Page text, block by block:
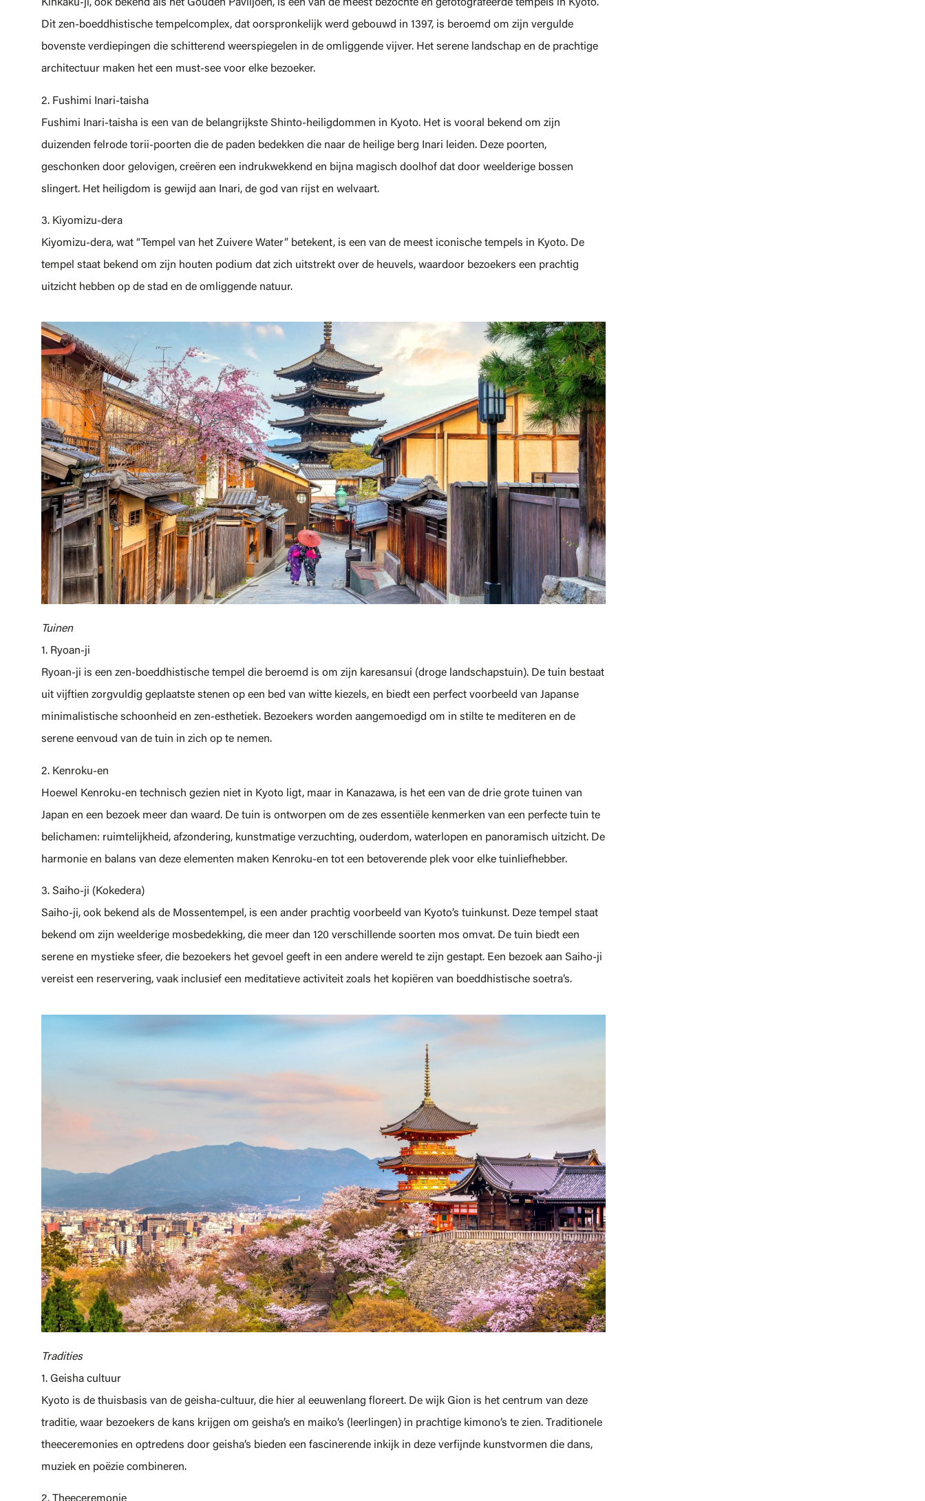
Kinkaku-ji, ook bekend als het Gouden Paviljoen, is een van de meest bezochte en gefotografeerde tempels in Kyoto.
Dit zen-boeddhistische tempelcomplex, dat oorspronkelijk werd gebouwd in 1397, is beroemd om zijn vergulde
bovenste verdiepingen die schitterend weerspiegelen in de omliggende vijver. Het serene landschap en de prachtige
architectuur maken het een must-see voor elke bezoeker.
2. Fushimi Inari-taisha
Fushimi Inari-taisha is een van de belangrijkste Shinto-heiligdommen in Kyoto. Het is vooral bekend om zijn
duizenden felrode torii-poorten die de paden bedekken die naar de heilige berg Inari leiden. Deze poorten,
geschonken door gelovigen, creëren een indrukwekkend en bijna magisch doolhof dat door weelderige bossen
slingert. Het heiligdom is gewijd aan Inari, de god van rijst en welvaart.
3. Kiyomizu-dera
Kiyomizu-dera, wat “Tempel van het Zuivere Water” betekent, is een van de meest iconische tempels in Kyoto. De
tempel staat bekend om zijn houten podium dat zich uitstrekt over de heuvels, waardoor bezoekers een prachtig
uitzicht hebben op de stad en de omliggende natuur.
Tuinen
1. Ryoan-ji
Ryoan-ji is een zen-boeddhistische tempel die beroemd is om zijn karesansui (droge landschapstuin). De tuin bestaat
uit vijftien zorgvuldig geplaatste stenen op een bed van witte kiezels, en biedt een perfect voorbeeld van Japanse
minimalistische schoonheid en zen-esthetiek. Bezoekers worden aangemoedigd om in stilte te mediteren en de
serene eenvoud van de tuin in zich op te nemen.
2. Kenroku-en
Hoewel Kenroku-en technisch gezien niet in Kyoto ligt, maar in Kanazawa, is het een van de drie grote tuinen van
Japan en een bezoek meer dan waard. De tuin is ontworpen om de zes essentiële kenmerken van een perfecte tuin te
belichamen: ruimtelijkheid, afzondering, kunstmatige verzuchting, ouderdom, waterlopen en panoramisch uitzicht. De
harmonie en balans van deze elementen maken Kenroku-en tot een betoverende plek voor elke tuinliefhebber.
3. Saiho-ji (Kokedera)
Saiho-ji, ook bekend als de Mossentempel, is een ander prachtig voorbeeld van Kyoto’s tuinkunst. Deze tempel staat
bekend om zijn weelderige mosbedekking, die meer dan 120 verschillende soorten mos omvat. De tuin biedt een
serene en mystieke sfeer, die bezoekers het gevoel geeft in een andere wereld te zijn gestapt. Een bezoek aan Saiho-ji
vereist een reservering, vaak inclusief een meditatieve activiteit zoals het kopiëren van boeddhistische soetra’s.
Tradities
1. Geisha cultuur
Kyoto is de thuisbasis van de geisha-cultuur, die hier al eeuwenlang floreert. De wijk Gion is het centrum van deze
traditie, waar bezoekers de kans krijgen om geisha’s en maiko’s (leerlingen) in prachtige kimono’s te zien. Traditionele
theeceremonies en optredens door geisha’s bieden een fascinerende inkijk in deze verfijnde kunstvormen die dans,
muziek en poëzie combineren.